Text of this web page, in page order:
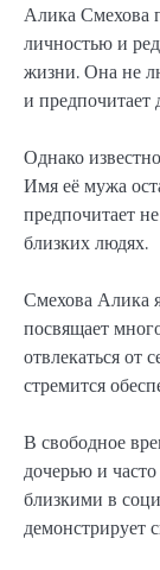
Алика Смехова
личностью и
жизни. Она не
и предпочитает
Однако
Имя её мужа
предпочитает
близких людях.
Смехова Алика
посвящает
отвлекаться от
стремится
В свободное
дочерью и
близкими в
демонстрирует